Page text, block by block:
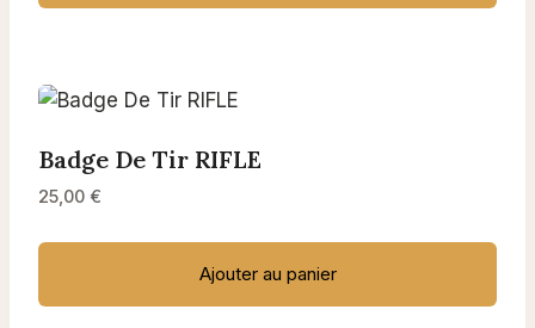
Badge De Tir RIFLE
25,00 €
Ajouter au panier